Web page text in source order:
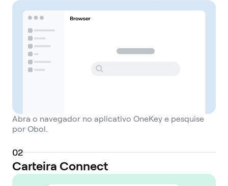
Abra o navegador no aplicativo OneKey e pesquise
por Obol.
02
Carteira Connect